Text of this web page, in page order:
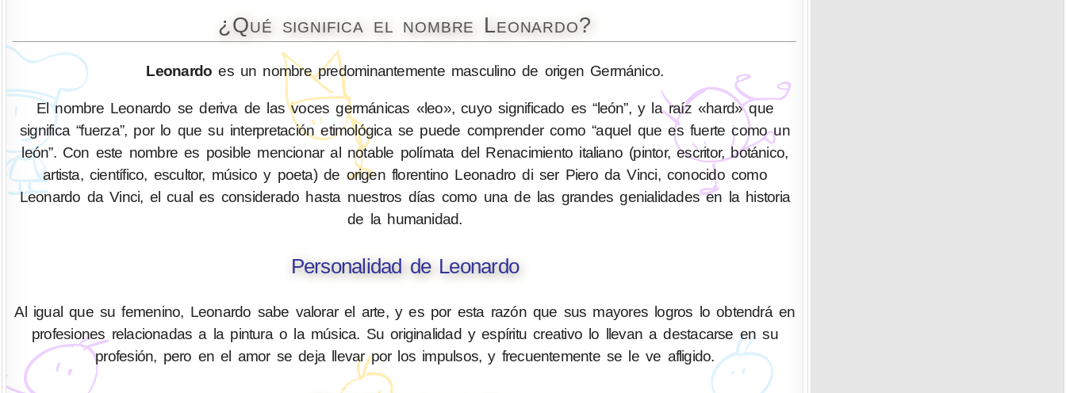
¿Qué significa el nombre Leonardo?
Leonardo es un nombre predominantemente masculino de origen Germánico.
El nombre Leonardo se deriva de las voces germánicas «leo», cuyo significado es “león”, y la raíz «hard» que
significa “fuerza”, por lo que su interpretación etimológica se puede comprender como “aquel que es fuerte como un
león”. Con este nombre es posible mencionar al notable polímata del Renacimiento italiano (pintor, escritor, botánico,
artista, científico, escultor, músico y poeta) de origen florentino Leonadro di ser Piero da Vinci, conocido como
Leonardo da Vinci, el cual es considerado hasta nuestros días como una de las grandes genialidades en la historia
de la humanidad.
Personalidad de Leonardo
Al igual que su femenino, Leonardo sabe valorar el arte, y es por esta razón que sus mayores logros lo obtendrá en
profesiones relacionadas a la pintura o la música. Su originalidad y espíritu creativo lo llevan a destacarse en su
profesión, pero en el amor se deja llevar por los impulsos, y frecuentemente se le ve afligido.